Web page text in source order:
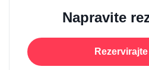
Napravite